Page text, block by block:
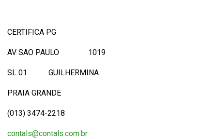
CERTIFICA PG
AV SAO PAULO 1019
SL 01 GUILHERMINA
PRAIA GRANDE
(013) 3474-2218
contals@contals.com.br